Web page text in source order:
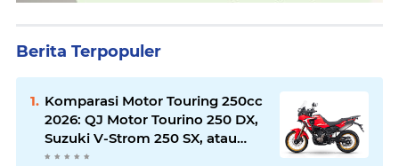
Berita Terpopuler
Komparasi Motor Touring 250cc
2026: QJ Motor Tourino 250 DX,
Suzuki V-Strom 250 SX, atau
Kawasaki Versys-X 250?